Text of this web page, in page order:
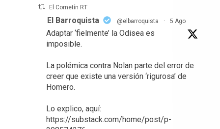
El Cornetín RT
El Barroquista @elbarroquista · 5 Ago
Adaptar ‘fielmente’ la Odisea es
imposible.
La polémica contra Nolan parte del error de
creer que existe una versión ‘rigurosa’ de
Homero.
Lo explico, aquí:
https://substack.com/home/post/p-